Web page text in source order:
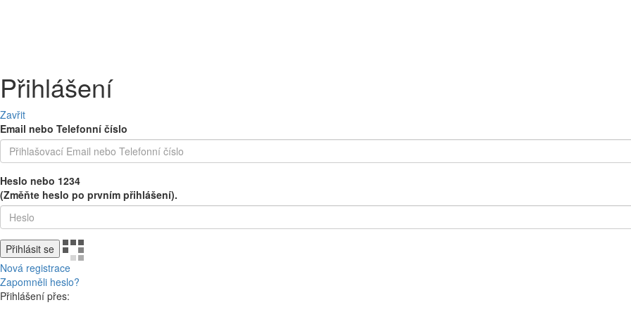
Přihlášení
Zavřit
Email nebo Telefonní číslo
Heslo nebo 1234
(Změňte heslo po prvním přihlášení).
Přihlásit se
Nová registrace
Zapomněli heslo?
Přihlášení přes: